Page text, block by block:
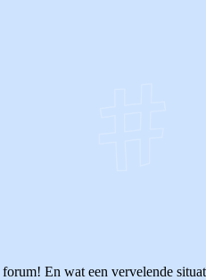
En wat een vervelende